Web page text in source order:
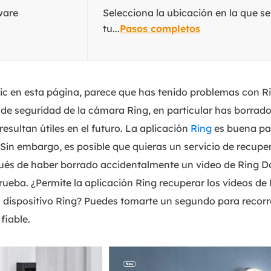
Selecciona la ubicación en la que
tu...Pasos completos
en esta página, parece que has tenido problemas con
seguridad de la cámara Ring, en particular has
útiles en el futuro. La aplicación Ring es buena
embargo, es posible que quieras un servicio de
de haber borrado accidentalmente un vídeo de Ring
¿Permite la aplicación Ring recuperar los vídeos de
Ring? Puedes tomarte un segundo para